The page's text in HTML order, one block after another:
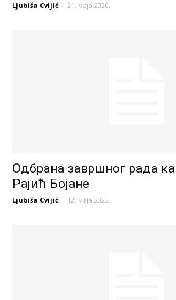
Ljubiša Cvijić - 21. маја 2020.
Одбрана завршног рада
Рајић Бојане
Ljubiša Cvijić - 12. маја 2022.